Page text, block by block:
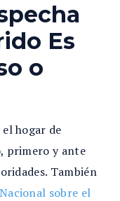
Es
o
hogar de
primero y ante
También
sobre el